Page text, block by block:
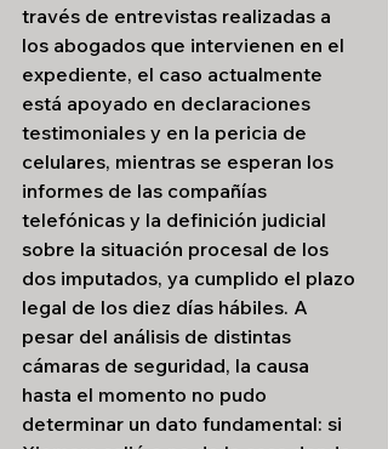
través de entrevistas realizadas a
los abogados que intervienen en el
expediente, el caso actualmente
está apoyado en declaraciones
testimoniales y en la pericia de
celulares, mientras se esperan los
informes de las compañías
telefónicas y la definición judicial
sobre la situación procesal de los
dos imputados, ya cumplido el plazo
legal de los diez días hábiles. A
pesar del análisis de distintas
cámaras de seguridad, la causa
hasta el momento no pudo
determinar un dato fundamental: si